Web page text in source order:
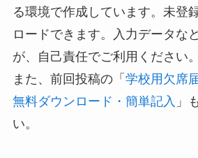
る環境で作成しています。未登
ロードできます。入力データな
が、自己責任でご利用ください。
また、前回投稿の「 学校用欠席
無料ダウンロード・簡単記入 」
い。